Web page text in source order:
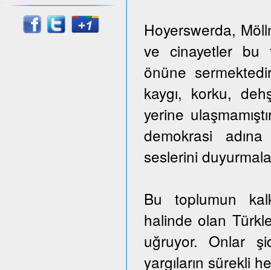
Hoyerswerda,
ve cinayetler bu
önüne
kaygı, korku,
yerine
demokrasi
seslerini
Bu toplumun
halinde olan
uğruyor. Onlar
yargıların sürekli